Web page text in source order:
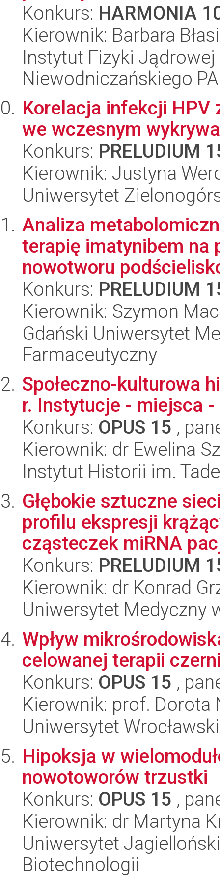
Konkurs: HARMONIA
Kierownik: Barbara
Instytut Fizyki
Niewodniczańskiego
Korelacja infekcji HPV
we wczesnym
Konkurs: PRELUDIUM
Kierownik: Justyna
Uniwersytet
Analiza
terapię imatynibem na
nowotworu
Konkurs: PRELUDIUM
Kierownik: Szymon
Gdański Uniwersytet
Farmaceutyczny
Społeczno-kulturowa
r. Instytucje - miejsca
Konkurs: OPUS 15 ,
Kierownik: dr Ewelina
Instytut Historii im.
Głębokie sztuczne
profilu ekspresji
cząsteczek miRNA
Konkurs: PRELUDIUM
Kierownik: dr Konrad
Uniwersytet Medyczny
Wpływ
celowanej terapii
Konkurs: OPUS 15 ,
Kierownik: prof. Dorota
Uniwersytet
Hipoksja w
nowotoworów trzustki
Konkurs: OPUS 15 ,
Kierownik: dr Martyna
Uniwersytet
Biotechnologii